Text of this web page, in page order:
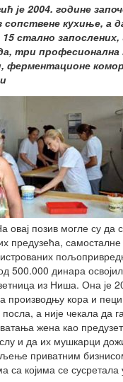
је 2004. године
сопствене кухиње, а
стално запослених,
три професионална
ферментационе
овај позив могле су да
предузећа, самосталне
500.000 динара
из Ниша. Она је
производњу кора и
а није чекала да
жена као
и да их мушкарци
приватним
са којима се